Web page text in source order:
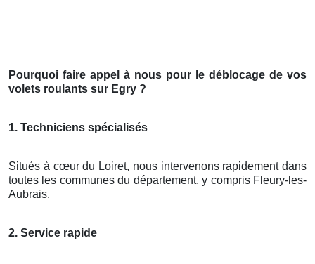
Pourquoi faire appel à nous pour le déblocage de vos
volets roulants sur Egry ?
1. Techniciens spécialisés
Situés à cœur du Loiret, nous intervenons rapidement dans
toutes les communes du département, y compris Fleury-les-
Aubrais.
2. Service rapide